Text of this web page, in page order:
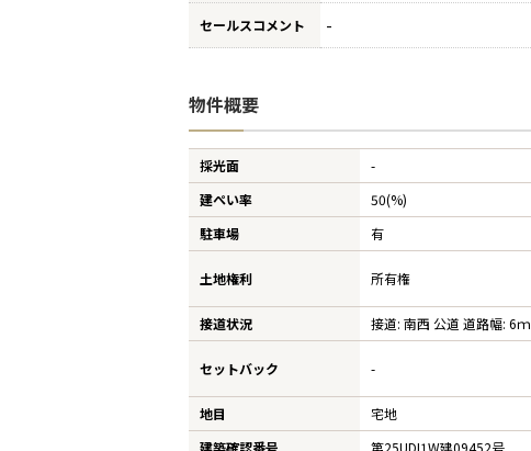
セールスコメント -
物件概要
採光面 -
建ぺい率
50(%)
駐車場
有
土地権利 所有権
接道状況 接道: 南西 公道 道路幅: 6ｍ
セットバック -
地目
宅地
建築確認番号
第25UDI1W建09452号